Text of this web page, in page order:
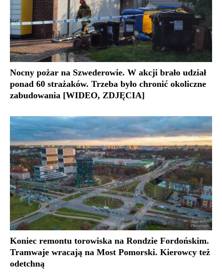
Nocny pożar na Szwederowie. W akcji brało udział
ponad 60 strażaków. Trzeba było chronić okoliczne
zabudowania [WIDEO, ZDJĘCIA]
Koniec remontu torowiska na Rondzie Fordońskim.
Tramwaje wracają na Most Pomorski. Kierowcy też
odetchną